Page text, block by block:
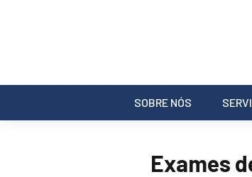
SOBRE NÓS
Exames